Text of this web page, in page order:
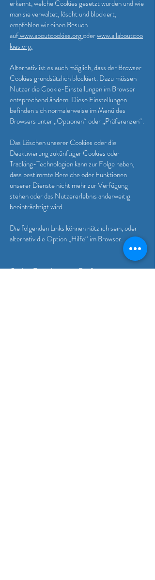
erkennt, welche Cookies gesetzt wurden und wie
man sie verwaltet, löscht und blockiert,
empfehlen wir einen Besuch
aufwww.aboutcookies.orgoderwww.allaboutcoo
kies.org.
Alternativ ist es auch möglich, dass der Browser
Cookies grundsätzlich blockiert. Dazu müssen
Nutzer die Cookie-Einstellungen im Browser
entsprechend ändern. Diese Einstellungen
befinden sich normalerweise im Menü des
Browsers unter „Optionen“ oder „Präferenzen“.
Das Löschen unserer Cookies oder die
Deaktivierung zukünftiger Cookies oder
Tracking-Technologien kann zur Folge haben,
dass bestimmte Bereiche oder Funktionen
unserer Dienste nicht mehr zur Verfügung
stehen oder das Nutzererlebnis anderweitig
beeinträchtigt wird.
Die folgenden Links können nützlich sein, oder
alternativ die Option „Hilfe“ im Browser.
Cookie-Einstellungen in Firefox